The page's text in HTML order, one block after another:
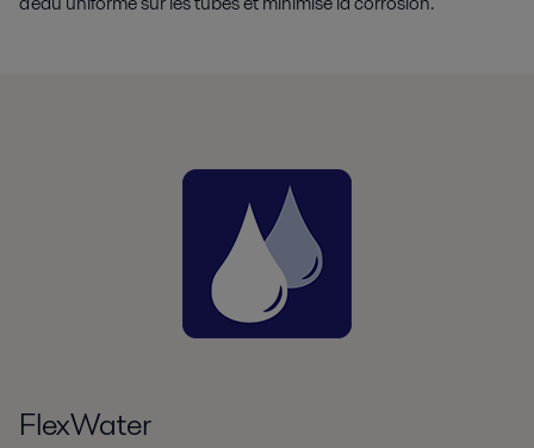
FlexWater